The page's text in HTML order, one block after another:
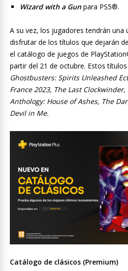
Wizard with a Gun para PS5®.
A su vez, los jugadores tendrán
disfrutar de los títulos que dejarán
el catálogo de juegos de
partir del 21 de octubre. Estos
Ghostbusters: Spirits Unleashed
France 2023, The Last
Anthology: House of Ashes, The
Devil in Me.
Catálogo de clásicos (Premium)